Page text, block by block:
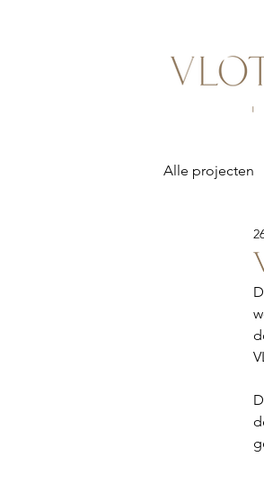
Alle projecten